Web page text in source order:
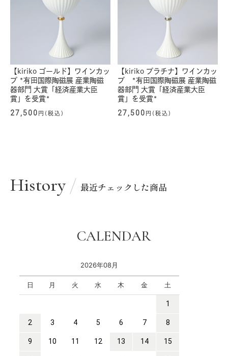
【kiriko ゴールド】ワインカッ
プ *有田国際陶磁展 産業陶磁
器部門 大賞「経済産業大臣
賞」を受賞*
27,500 円(税込)
【kiriko プラチナ】ワインカッ
プ *有田国際陶磁展 産業陶磁
器部門 大賞「経済産業大臣
賞」を受賞*
27,500 円(税込)
History 最近チェックした商品
CALENDAR